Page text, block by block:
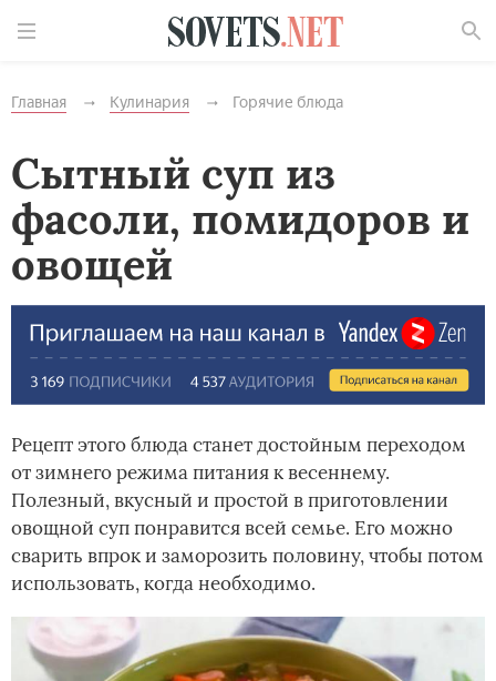
Главная Кулинария Горячие блюда
Сытный суп из
фасоли, помидоров и
овощей
Рецепт этого блюда станет достойным переходом
от зимнего режима питания к весеннему.
Полезный, вкусный и простой в приготовлении
овощной суп понравится всей семье. Его можно
сварить впрок и заморозить половину, чтобы потом
использовать, когда необходимо.